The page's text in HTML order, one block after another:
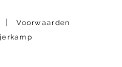
Voorwaarden